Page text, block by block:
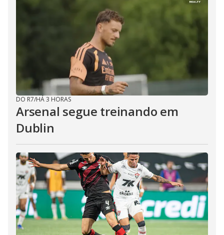
DO R7/HÁ 3 HORAS
Arsenal segue treinando em
Dublin